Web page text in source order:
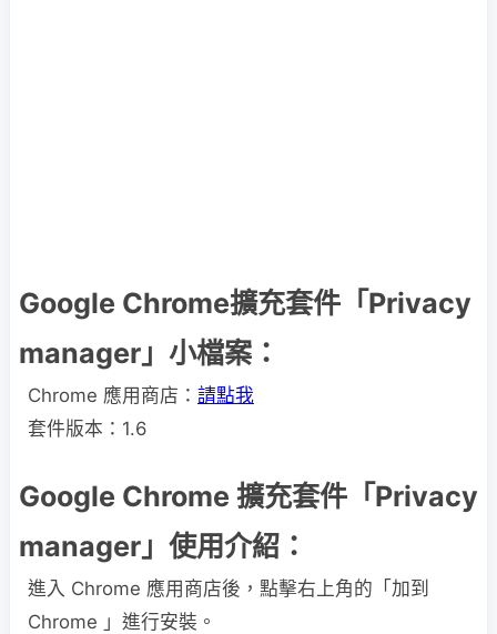
Google Chrome擴充套件「Privacy
manager」小檔案：
Chrome 應用商店： 請點我
套件版本：1.6
Google Chrome 擴充套件「Privacy
manager」使用介紹：
進入 Chrome 應用商店後，點擊右上角的「加到
Chrome 」進行安裝。